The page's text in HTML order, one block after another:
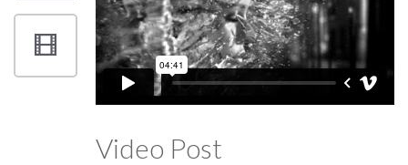
Video Post